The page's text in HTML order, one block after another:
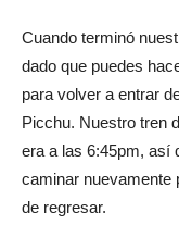
Cuando terminó
dado que puedes
para volver a entrar
Picchu. Nuestro tren
era a las 6:45pm, así
caminar nuevamente
de regresar.